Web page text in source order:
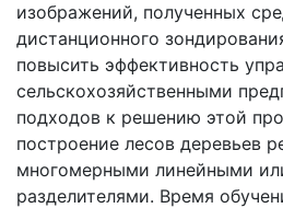
изображений, полученных
дистанционного
повысить эффективность
сельскохозяйственными
подходов к решению этой
построение лесов деревьев
многомерными линейными
разделителями. Время